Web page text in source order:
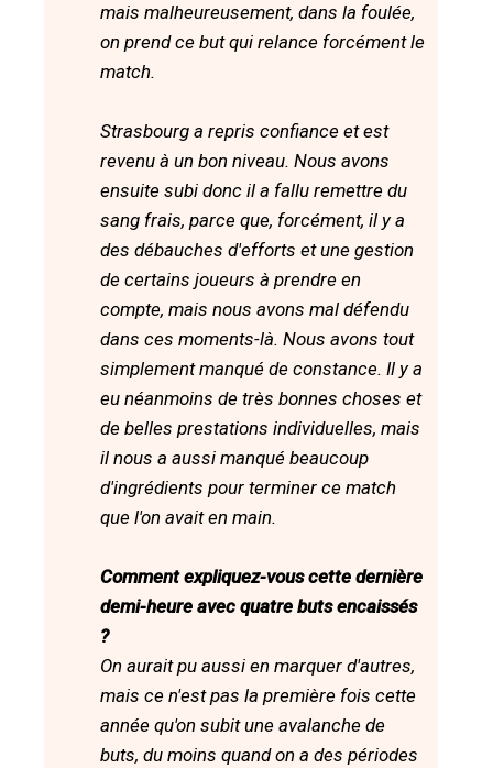
mais malheureusement, dans la foulée,
on prend ce but qui relance forcément le
match.
Strasbourg a repris confiance et est
revenu à un bon niveau. Nous avons
ensuite subi donc il a fallu remettre du
sang frais, parce que, forcément, il y a
des débauches d'efforts et une gestion
de certains joueurs à prendre en
compte, mais nous avons mal défendu
dans ces moments-là. Nous avons tout
simplement manqué de constance. Il y a
eu néanmoins de très bonnes choses et
de belles prestations individuelles, mais
il nous a aussi manqué beaucoup
d'ingrédients pour terminer ce match
que l'on avait en main.
Comment expliquez-vous cette dernière
demi-heure avec quatre buts encaissés
?
On aurait pu aussi en marquer d'autres,
mais ce n'est pas la première fois cette
année qu'on subit une avalanche de
buts, du moins quand on a des périodes